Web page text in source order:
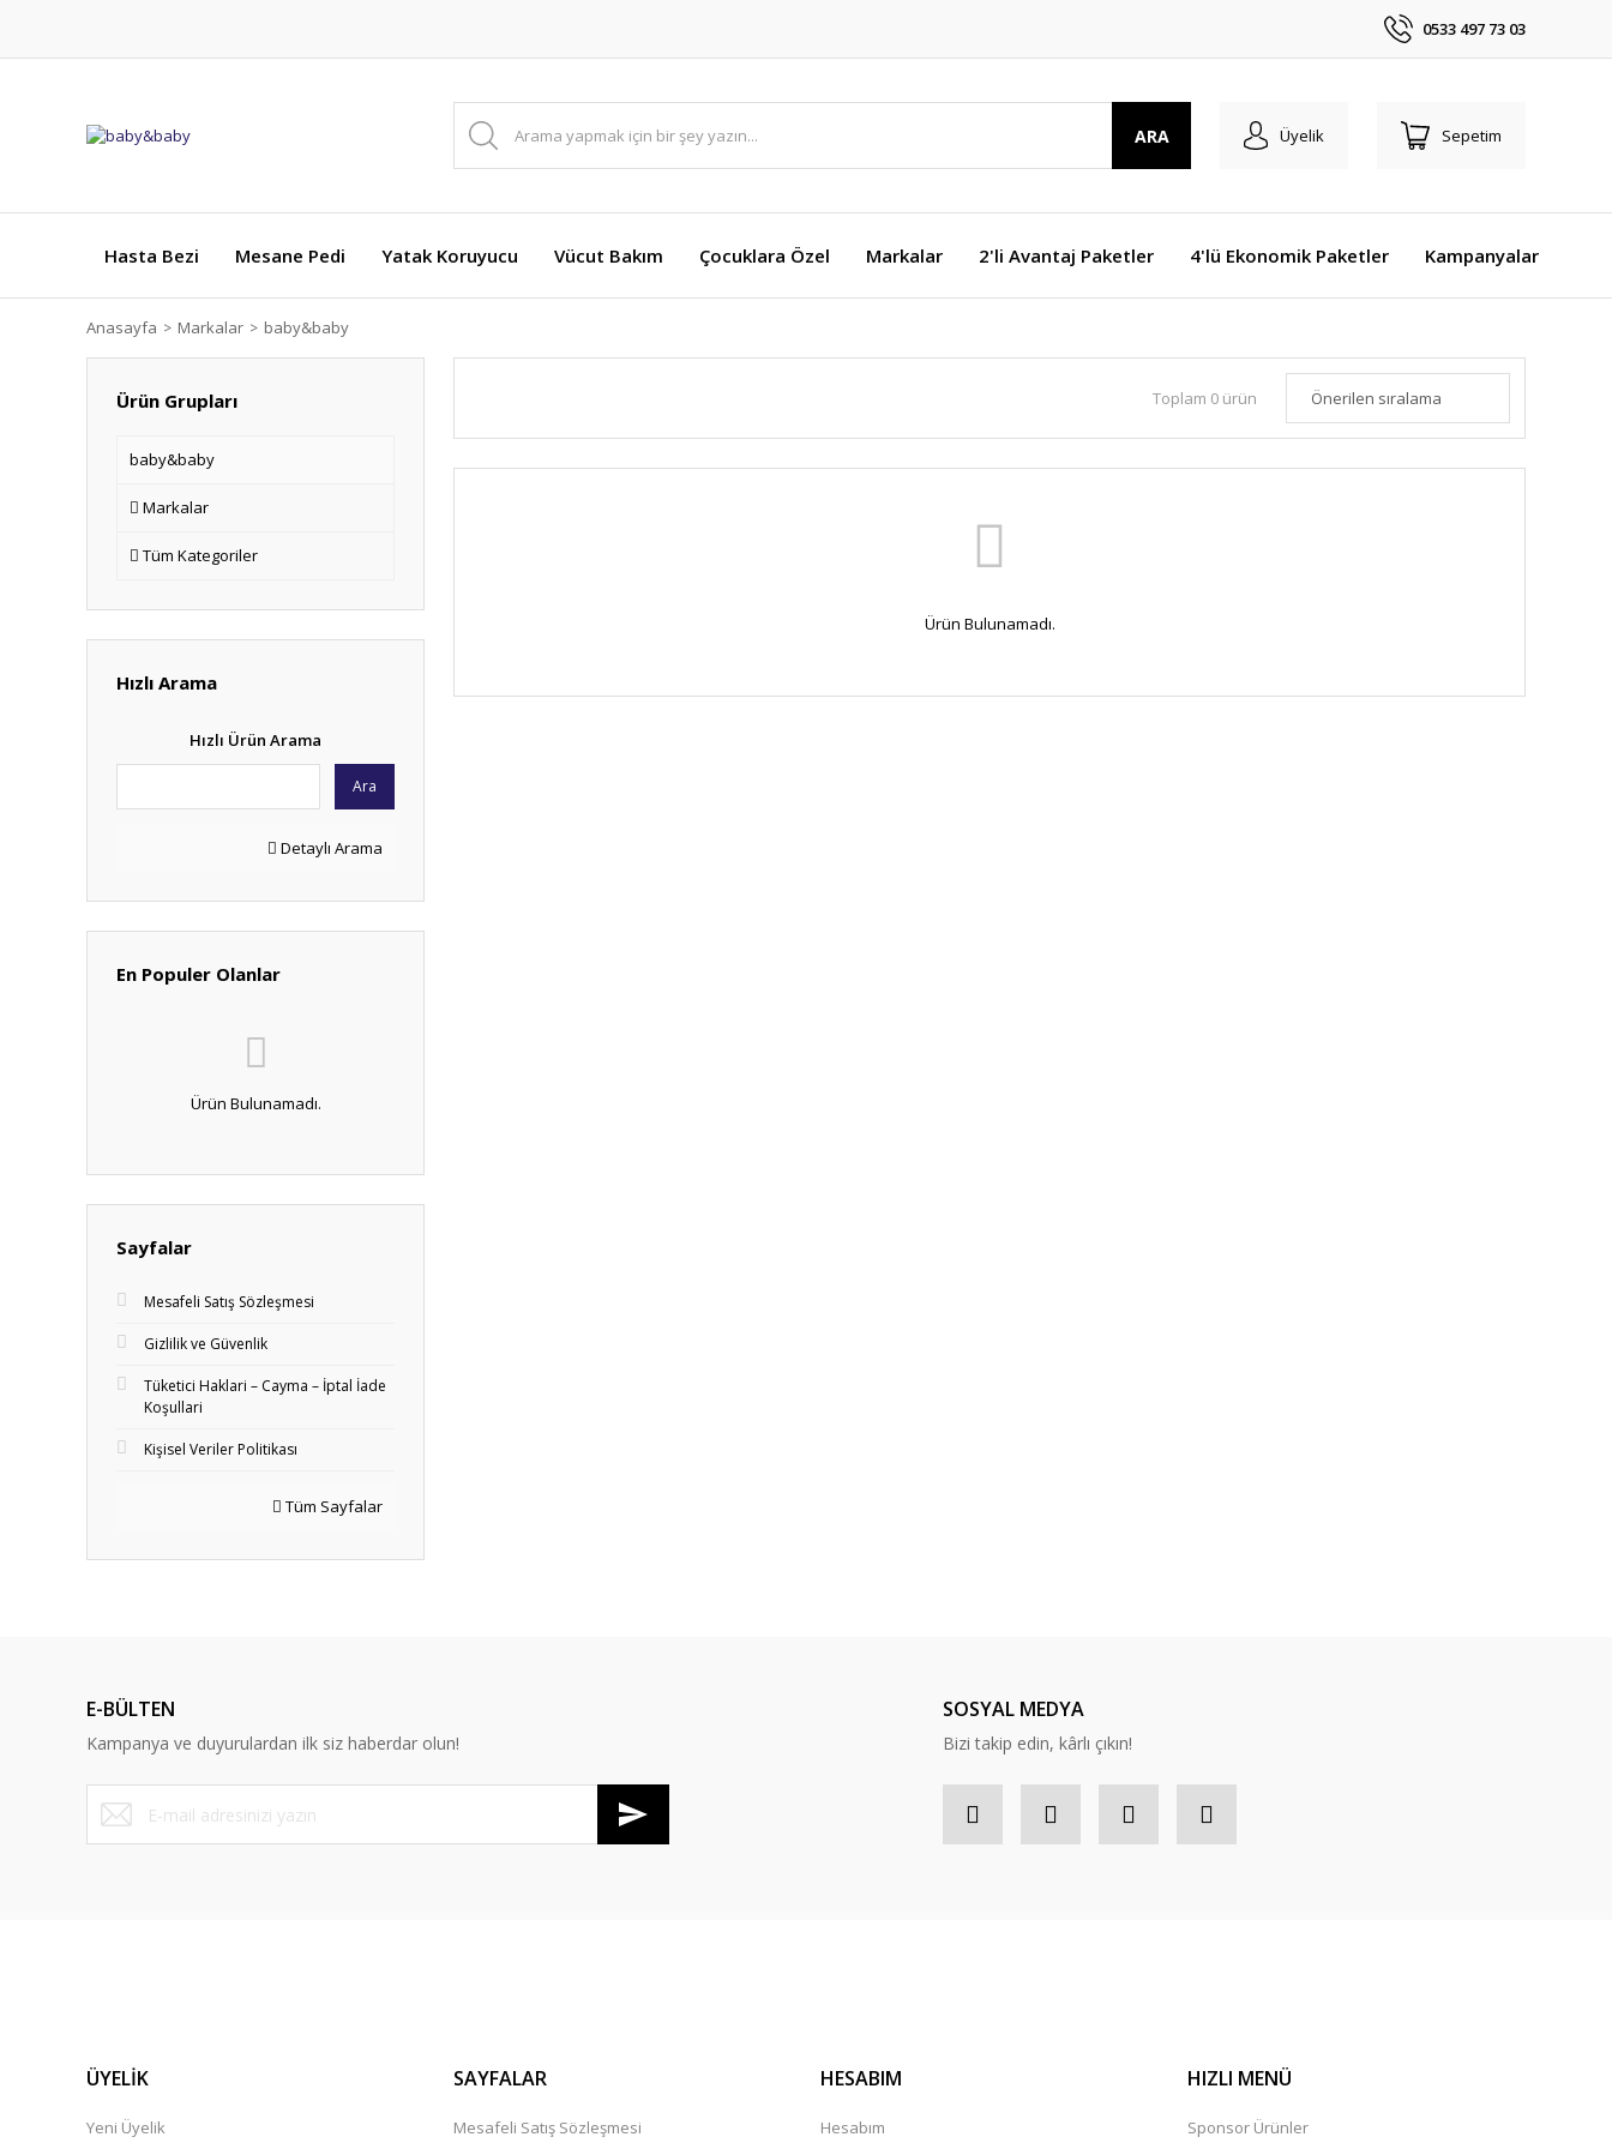
0533 497 73 03
ARA Üyelik Sepetim
Hasta Bezi Mesane Pedi Yatak Koruyucu Vücut Bakım Çocuklara Özel Markalar 2'li Avantaj Paketler 4'lü Ekonomik Paketler Kampanyalar
Anasayfa Markalar baby&baby
Ürün Grupları
baby&baby
Markalar
Tüm Kategoriler
Hızlı Arama
Hızlı Ürün Arama
Ara
Detaylı Arama
En Populer Olanlar
Ürün Bulunamadı.
Sayfalar
Mesafeli Satış Sözleşmesi
Gizlilik ve Güvenlik
Tüketici Haklari – Cayma – İptal İade
Koşullari
Kişisel Veriler Politikası
Tüm Sayfalar
Toplam 0 ürün
Ürün Bulunamadı.
E-BÜLTEN
Kampanya ve duyurulardan ilk siz haberdar olun!
SOSYAL MEDYA
Bizi takip edin, kârlı çıkın!
ÜYELİK
Yeni Üyelik
SAYFALAR
Mesafeli Satış Sözleşmesi
HESABIM
Hesabım
HIZLI MENÜ
Sponsor Ürünler